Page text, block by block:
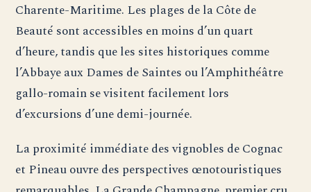
Charente-Maritime. Les plages de la Côte de
Beauté sont accessibles en moins d’un quart
d’heure, tandis que les sites historiques comme
l’Abbaye aux Dames de Saintes ou l’Amphithéâtre
gallo-romain se visitent facilement lors
d’excursions d’une demi-journée.
La proximité immédiate des vignobles de Cognac
et Pineau ouvre des perspectives œnotouristiques